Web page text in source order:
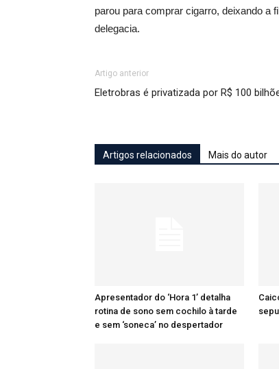
parou para comprar cigarro, deixando a
delegacia.
Artigo anterior
Eletrobras é privatizada por R$ 100
Artigos relacionados Mais do autor
Apresentador do ‘Hora 1’ detalha
rotina de sono sem cochilo à tarde
e sem ‘soneca’ no despertador